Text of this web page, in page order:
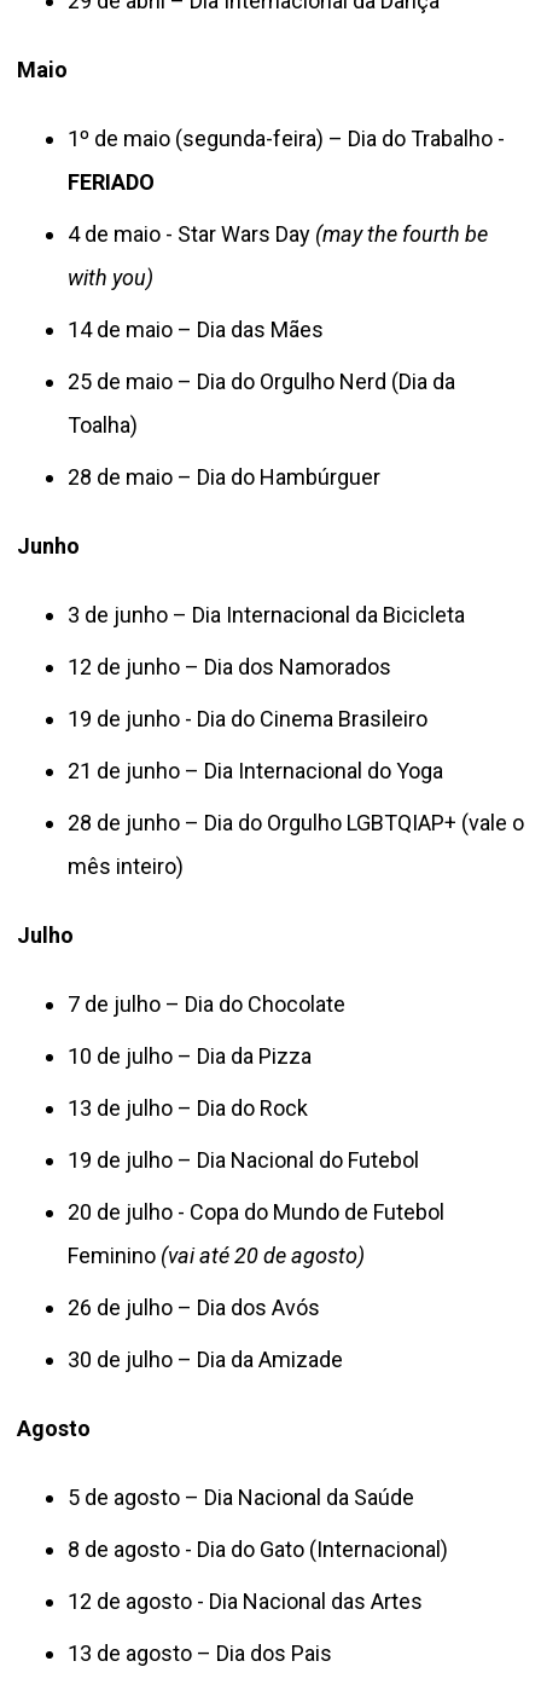
Maio
1º de maio (segunda-feira) – Dia do Trabalho -
FERIADO
4 de maio - Star Wars Day (may the fourth be
with you)
14 de maio – Dia das Mães
25 de maio – Dia do Orgulho Nerd (Dia da
Toalha)
28 de maio – Dia do Hambúrguer
Junho
3 de junho – Dia Internacional da Bicicleta
12 de junho – Dia dos Namorados
19 de junho - Dia do Cinema Brasileiro
21 de junho – Dia Internacional do Yoga
28 de junho – Dia do Orgulho LGBTQIAP+ (vale o
mês inteiro)
Julho
7 de julho – Dia do Chocolate
10 de julho – Dia da Pizza
13 de julho – Dia do Rock
19 de julho – Dia Nacional do Futebol
20 de julho - Copa do Mundo de Futebol
Feminino (vai até 20 de agosto)
26 de julho – Dia dos Avós
30 de julho – Dia da Amizade
Agosto
5 de agosto – Dia Nacional da Saúde
8 de agosto - Dia do Gato (Internacional)
12 de agosto - Dia Nacional das Artes
13 de agosto – Dia dos Pais